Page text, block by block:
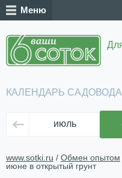
Меню
КАЛЕНДАРЬ САДОВОДА
июль
www.sotki.ru / Обмен опытом
июне в открытый грунт